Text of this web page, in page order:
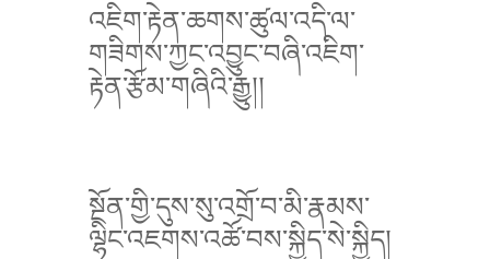
འཇིག་རྟེན་ཆགས་ཚུལ་འདི་ལ་
གཟིགས་ཀྱང་འབྱུང་བཞི་འཇིག་
རྟེན་རྩོམ་གཞིའི་རྒྱུ།།
སྔོན་གྱི་དུས་སུ་འགྲོ་བ་མི་རྣམས་
ལྷིང་འཇགས་འཚོ་བས་སྐྱིད་སེ་སྐྱིད།